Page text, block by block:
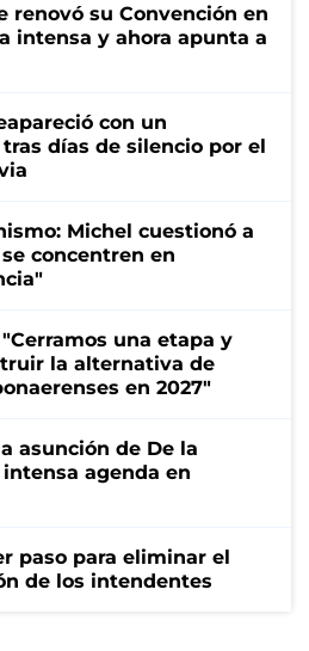
renovó su Convención en
intensa y ahora apunta a
con un
días de silencio por el
Michel cuestionó a
concentren en
una etapa y
la alternativa de
en 2027"
asunción de De la
agenda en
paso para eliminar el
de los intendentes